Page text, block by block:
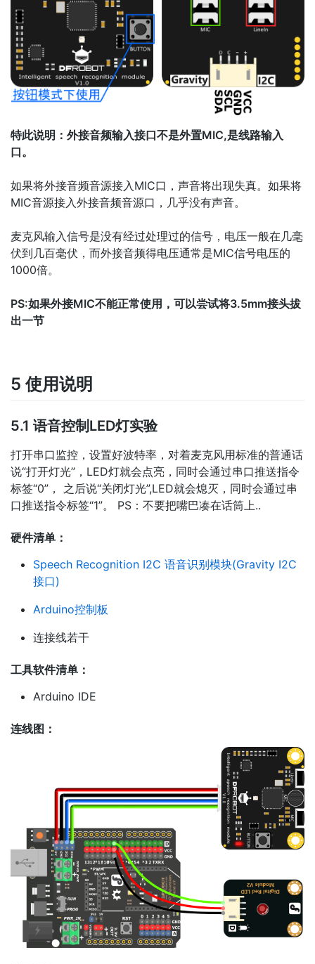
特此说明：外接音频输入接口不是外置MIC,是线路输入
口。
如果将外接音频音源接入MIC口，声音将出现失真。如果将
MIC音源接入外接音频音源口，几乎没有声音。
麦克风输入信号是没有经过处理过的信号，电压一般在几毫
伏到几百毫伏，而外接音频得电压通常是MIC信号电压的
1000倍。
PS:如果外接MIC不能正常使用，可以尝试将3.5mm接头拔
出一节
5 使用说明
5.1 语音控制LED灯实验
打开串口监控，设置好波特率，对着麦克风用标准的普通话
说“打开灯光”，LED灯就会点亮，同时会通过串口推送指令
标签“0”， 之后说“关闭灯光”,LED就会熄灭，同时会通过串
口推送指令标签“1”。 PS：不要把嘴巴凑在话筒上..
硬件清单：
Speech Recognition I2C 语音识别模块(Gravity I2C
接口)
Arduino控制板
连接线若干
工具软件清单：
Arduino IDE
连线图：